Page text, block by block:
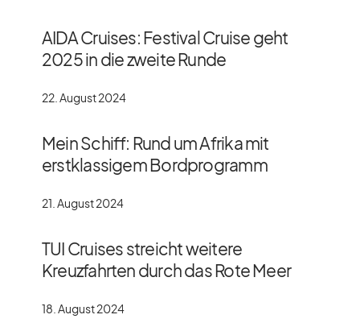
AIDA Cruises: Festival Cruise geht
2025 in die zweite Runde
22. August 2024
Mein Schiff: Rund um Afrika mit
erstklassigem Bordprogramm
21. August 2024
TUI Cruises streicht weitere
Kreuzfahrten durch das Rote Meer
18. August 2024